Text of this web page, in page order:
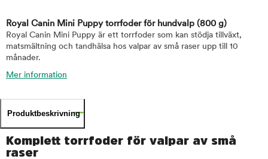
Royal Canin Mini Puppy torrfoder för hundvalp (800 g)
Royal Canin Mini Puppy är ett torrfoder som kan stödja tillväxt,
matsmältning och tandhälsa hos valpar av små raser upp till 10
månader.
Mer information
Produktbeskrivning
Komplett torrfoder för valpar av små
raser